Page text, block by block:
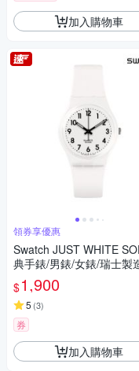
加入購物車
領券享優惠
Swatch JUST WHITE
典手錶/男錶/女錶/瑞士製
28W107-S14 (34mm)
$1,900
5 (3)
券
加入購物車